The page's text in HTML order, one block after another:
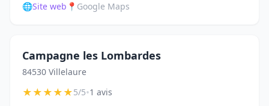
🌐Site web 📍 Google Maps
Campagne les Lombardes
84530 Villelaure
★★★★★5/5•1 avis